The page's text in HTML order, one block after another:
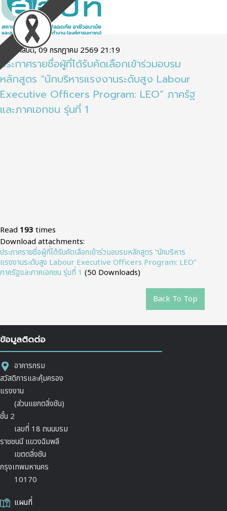
วันพฤหัสบดี, 09 กรกฎาคม 2569 21:19
ประกาศรายชื่อผู้ที่ได้รับคัดเลือกเข้าร่วมอบรม
หลักสูตร “นักบริหารแรงงานระดับสูง Labour
Executive Officers Program: LEO” ภาครัฐ
และภาคเอกชน รุ่นที่ 1
Read 193 times
Download attachments:
ประกาศรายชื่อผู้ที่ได้รับคัดเลือกเข้าร่วมอบรมหลักสูตร “นักบริหาร
แรงงานระดับสูง Labour Executive Officers Program: LEO”
ภาครัฐและภาคเอกชน รุ่นที่ 1 (50 Downloads)
Back To Top
ข้อมูลติดต่อ
อาคารกรม
สวัสดิการและคุ้มครอง
แรงงาน
(ส่วนแยกตลิ่งชัน)
ชั้น 2
เลขที่ 18 ถนนบรม
ราชชนนี แขวงฉิมพลี
เขตตลิ่งชัน
กรุงเทพมหานคร
10170
แผนที่